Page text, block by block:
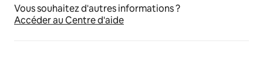
Vous souhaitez d'autres informations ?
Accéder au Centre d'aide